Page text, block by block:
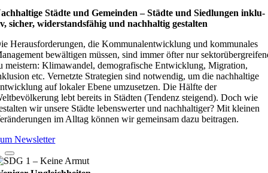
Städte und Gemeinden – Städte und Sied­lun­gen inklu­
sicher, wider­stands­fä­hig und nach­hal­tig gestal­ten
Herausforderungen, die Kommunalentwicklung und kommunales
bewältigen müssen, sind immer öfter nur
meistern: Klimawandel, demografische Entwicklung, Migration,
etc. Vernetzte Strategien sind notwendig, um die nachhaltige
auf lokaler Ebene umzusetzen. Die Hälfte der
lebt bereits in Städten (Tendenz steigend). Doch wie
wir unsere Städte lebenswerter und nachhaltiger? Mit kleinen
im Alltag können wir gemeinsam dazu beitragen.
Newsletter